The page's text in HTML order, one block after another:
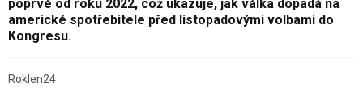
poprvé od roku 2022, což ukazuje, jak válka dopadá na
americké spotřebitele před listopadovými volbami do
Kongresu.
Roklen24